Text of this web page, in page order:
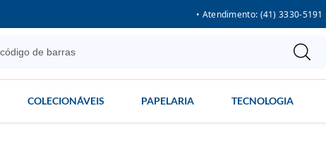
• Atendimento: (41) 3330-5191
COLECIONÁVEIS PAPELARIA TECNOLOGIA